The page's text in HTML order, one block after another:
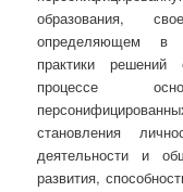
образования,
определяющем в
практики решений
процессе
становления
деятельности и
развития,